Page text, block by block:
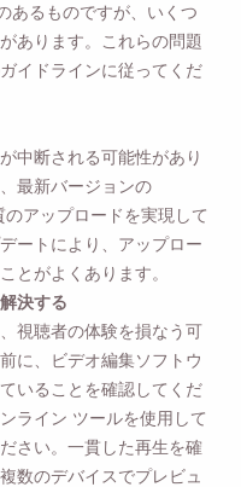
あるものですが、いくつ
あります。これらの問題
イドラインに従ってくだ
中断される可能性があり
最新バージョンの
アップロードを実現して
ートにより、アップロー
とがよくあります。
決する
視聴者の体験を損なう可
に、ビデオ編集ソフトウ
いることを確認してくだ
ライン ツールを使用して
さい。一貫した再生を確
数のデバイスでプレビュ